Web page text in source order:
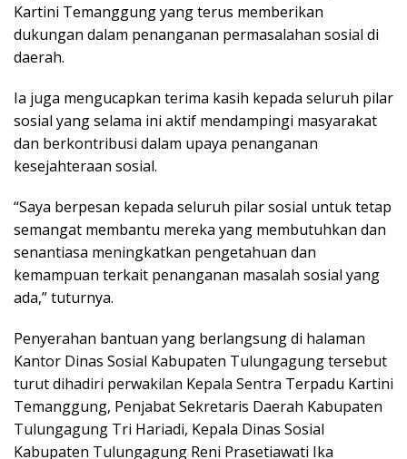
Kartini Temanggung yang terus memberikan
dukungan dalam penanganan permasalahan sosial di
daerah.
Ia juga mengucapkan terima kasih kepada seluruh pilar
sosial yang selama ini aktif mendampingi masyarakat
dan berkontribusi dalam upaya penanganan
kesejahteraan sosial.
“Saya berpesan kepada seluruh pilar sosial untuk tetap
semangat membantu mereka yang membutuhkan dan
senantiasa meningkatkan pengetahuan dan
kemampuan terkait penanganan masalah sosial yang
ada,” tuturnya.
Penyerahan bantuan yang berlangsung di halaman
Kantor Dinas Sosial Kabupaten Tulungagung tersebut
turut dihadiri perwakilan Kepala Sentra Terpadu Kartini
Temanggung, Penjabat Sekretaris Daerah Kabupaten
Tulungagung Tri Hariadi, Kepala Dinas Sosial
Kabupaten Tulungagung Reni Prasetiawati Ika